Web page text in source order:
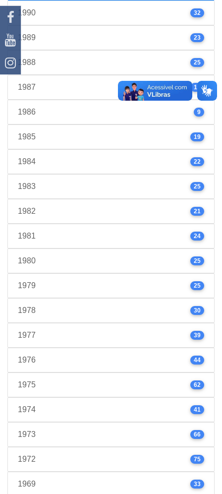
1990 32
1989 23
1988 25
1987 17
1986 9
1985 19
1984 22
1983 25
1982 21
1981 24
1980 25
1979 25
1978 30
1977 39
1976 44
1975 62
1974 41
1973 66
1972 75
1969 33